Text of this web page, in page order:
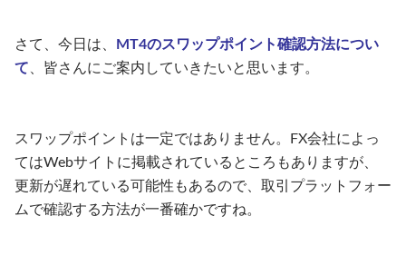
さて、今日は、
MT4のスワップポイント確認方法につい
て 、皆さんにご案内していきたいと思います。
スワップポイントは一定ではありません。FX会社によっ
てはWebサイトに掲載されているところもありますが、
更新が遅れている可能性もあるので、取引プラットフォー
ムで確認する方法が一番確かですね。